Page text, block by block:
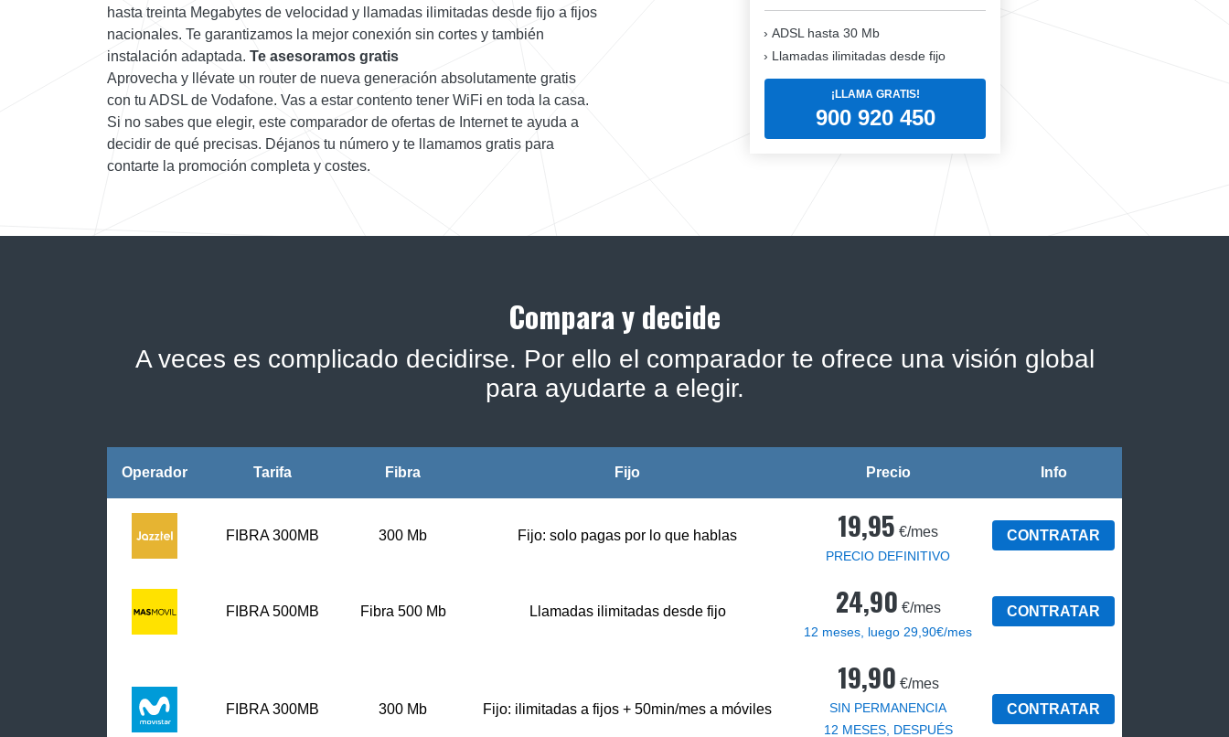
ADSL hasta 30 Mb
Llamadas ilimitadas desde fijo
¡LLAMA GRATIS!
900 920 450
hasta treinta Megabytes de velocidad y llamadas ilimitadas desde fijo a fijos
nacionales. Te garantizamos la mejor conexión sin cortes y también
instalación adaptada. Te asesoramos gratis
Aprovecha y llévate un router de nueva generación absolutamente gratis
con tu ADSL de Vodafone. Vas a estar contento tener WiFi en toda la casa.
Si no sabes que elegir, este comparador de ofertas de Internet te ayuda a
decidir de qué precisas. Déjanos tu número y te llamamos gratis para
contarte la promoción completa y costes.
Compara y decide
A veces es complicado decidirse. Por ello el comparador te ofrece una visión global
para ayudarte a elegir.
Operador Tarifa Fibra Fijo Precio Info
FIBRA 300MB 300 Mb Fijo: solo pagas por lo que hablas 19,95 €/mes
PRECIO DEFINITIVO
CONTRATAR
FIBRA500MB Fibra 500 Mb Llamadas ilimitadas desde fijo 24,90 €/mes
12 meses, luego 29,90€/mes
CONTRATAR
FIBRA 300MB 300 Mb Fijo: ilimitadas a fijos + 50min/mes a móviles
19,90 €/mes
SIN PERMANENCIA
12 MESES, DESPUÉS
CONTRATAR